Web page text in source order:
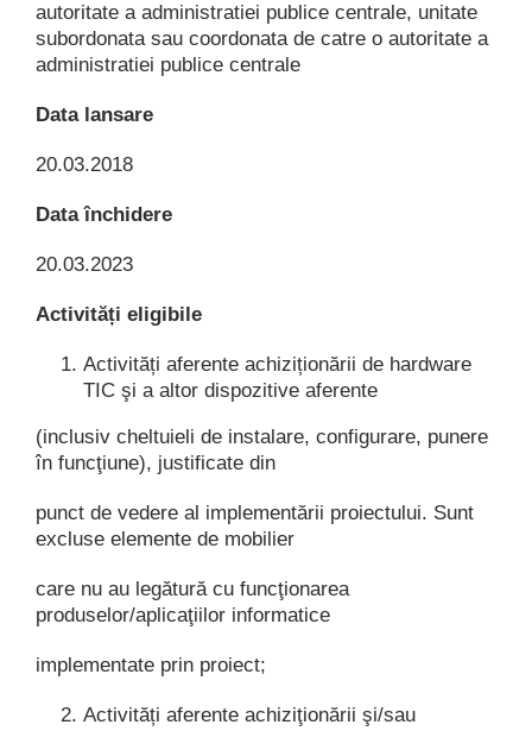
autoritate a administratiei publice centrale, unitate
subordonata sau coordonata de catre o autoritate a
administratiei publice centrale
Data lansare
20.03.2018
Data închidere
20.03.2023
Activități eligibile
Activități aferente achiziționării de hardware
TIC şi a altor dispozitive aferente
(inclusiv cheltuieli de instalare, configurare, punere
în funcţiune), justificate din
punct de vedere al implementării proiectului. Sunt
excluse elemente de mobilier
care nu au legătură cu funcţionarea
produselor/aplicaţiilor informatice
implementate prin proiect;
Activități aferente achiziţionării şi/sau